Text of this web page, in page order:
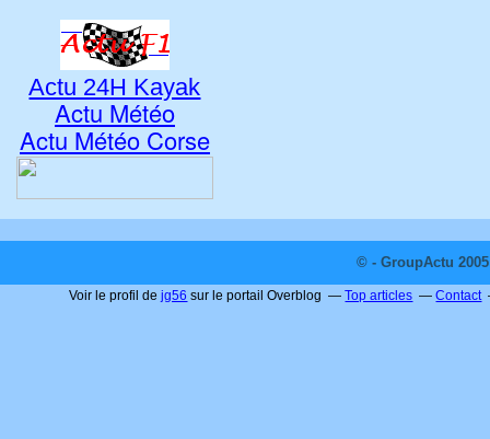
Actu 24H Kayak
Actu Météo
Actu Météo Corse
© - GroupActu
Voir le profil dejg56 sur le portail Overblog Top articles Contact